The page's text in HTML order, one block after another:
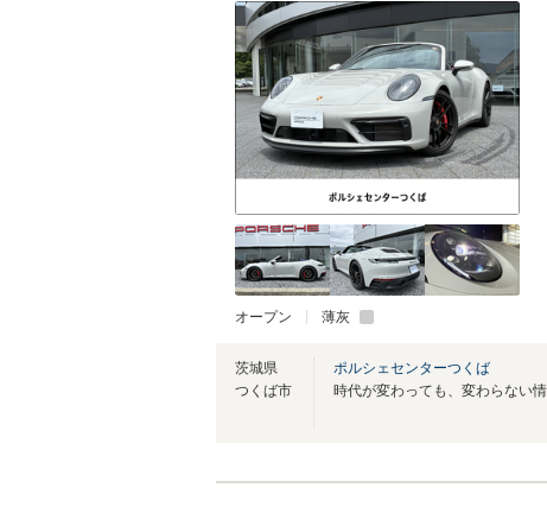
オープン 薄灰
茨城県
つくば市
ポルシェセンターつくば